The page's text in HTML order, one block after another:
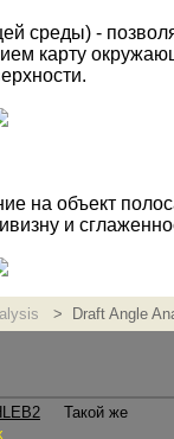
среды) -
карту
на объект
и
точку в
вводятся в
> Draft Angle
Такой же